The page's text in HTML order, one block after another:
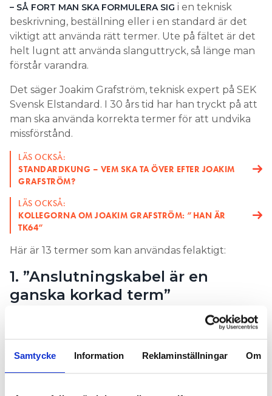
Samtycke Information Reklaminställningar Om
– SÅ FORT MAN SKA FORMULERA SIG i en teknisk
beskrivning, beställning eller i en standard är det
viktigt att använda rätt termer. Ute på fältet är det
helt lugnt att använda slanguttryck, så länge man
förstår varandra.
Det säger Joakim Grafström, teknisk expert på SEK
Svensk Elstandard. I 30 års tid har han tryckt på att
man ska använda korrekta termer för att undvika
missförstånd.
LÄS OCKSÅ:
STANDARDKUNG – VEM SKA TA ÖVER EFTER JOAKIM
GRAFSTRÖM?
LÄS OCKSÅ:
KOLLEGORNA OM JOAKIM GRAFSTRÖM: ”HAN ÄR
TK64”
Här är 13 termer som kan användas felaktigt:
1. ”Anslutningskabel är en
ganska korkad term”
längre. Det är en ganska korkad term, eftersom alla
kablar används för att ansluta saker. Det viktiga